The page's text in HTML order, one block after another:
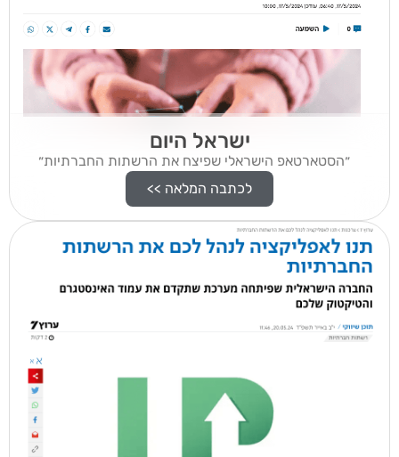
ישראל היום
״הסטארטאפ הישראלי שפיצח את הרשתות החברתיות״
לכתבה המלאה >>